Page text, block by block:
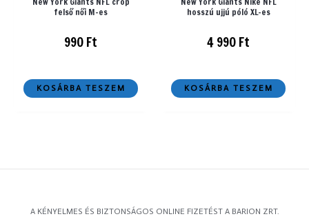
felső női M-es
990Ft
KOSÁRBA TESZEM
hosszú ujjú póló XL-es
4 990Ft
KOSÁRBA TESZEM
A KÉNYELMES ÉS BIZTONSÁGOS ONLINE FIZETÉST A BARION ZRT.